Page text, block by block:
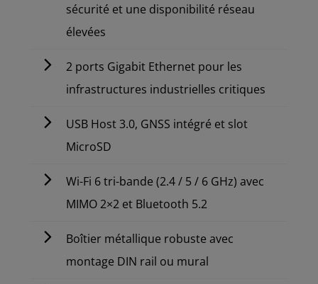
sécurité et une disponibilité réseau
élevées
2 ports Gigabit Ethernet pour les
infrastructures industrielles critiques
USB Host 3.0, GNSS intégré et slot
MicroSD
Wi-Fi 6 tri-bande (2.4 / 5 / 6 GHz) avec
MIMO 2×2 et Bluetooth 5.2
Boîtier métallique robuste avec
montage DIN rail ou mural